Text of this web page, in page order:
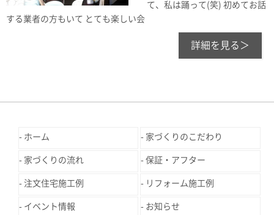
て、私は踊って(笑) 初めてお話
する業者の方もいて とても楽しい会
詳細を見る＞
ホーム 家づくりのこだわり
家づくりの流れ 保証・アフター
注文住宅施工例 リフォーム施工例
イベント情報 お知らせ